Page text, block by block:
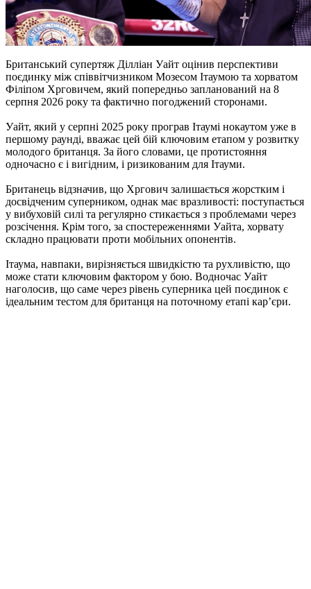
Британський супертяж Ділліан Уайт оцінив перспективи
поєдинку між співвітчизником Мозесом Ітаумою та хорватом
Філіпом Хрговичем, який попередньо запланований на 8
серпня 2026 року та фактично погоджений сторонами.
Уайт, який у серпні 2025 року програв Ітаумі нокаутом уже в
першому раунді, вважає цей бій ключовим етапом у розвитку
молодого британця. За його словами, це протистояння
одночасно є і вигідним, і ризикованим для Ітауми.
Британець відзначив, що Хргович залишається жорстким і
досвідченим суперником, однак має вразливості: поступається
у вибуховій силі та регулярно стикається з проблемами через
розсічення. Крім того, за спостереженнями Уайта, хорвату
складно працювати проти мобільних опонентів.
Ітаума, навпаки, вирізняється швидкістю та рухливістю, що
може стати ключовим фактором у бою. Водночас Уайт
наголосив, що саме через рівень суперника цей поєдинок є
ідеальним тестом для британця на поточному етапі кар’єри.